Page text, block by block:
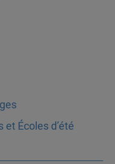
Écoles d’été